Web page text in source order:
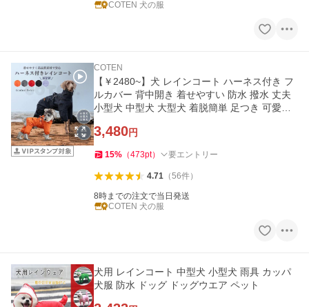
COTEN 犬の服
COTEN
【￥2480~】犬 レインコート ハーネス付き フ
ルカバー 背中開き 着せやすい 防水 撥水 丈夫
小型犬 中型犬 大型犬 着脱簡単 足つき 可愛い
3,480円
15% （473pt） 要エントリー
4.71（56件）
8時までの注文で当日発送
COTEN 犬の服
犬用 レインコート 中型犬 小型犬 雨具 カッパ
犬服 防水 ドッグ ドッグウエア ペット